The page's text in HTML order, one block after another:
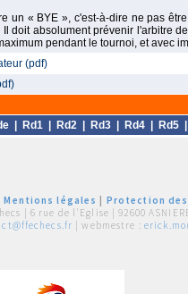
un « BYE », c'est-à-dire ne pas
doit absolument prévenir l'arbitre
pendant le tournoi, et avec
(pdf)
Rd1 Rd2 Rd3 Rd4 Rd5
Mentions légales
Protection des
| 6 rue de l'Eglise | 92600
| webmestre :